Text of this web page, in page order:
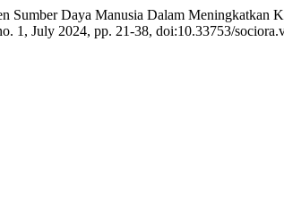
Sumber Daya Manusia Dalam
1, July 2024, pp. 21-38, doi:10.33753/